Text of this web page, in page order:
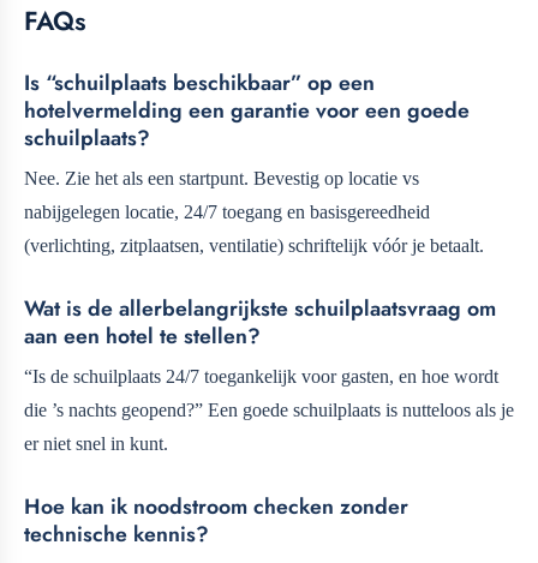
FAQs
Is “schuilplaats beschikbaar” op een
hotelvermelding een garantie voor een goede
schuilplaats?
Nee. Zie het als een startpunt. Bevestig op locatie vs
nabijgelegen locatie, 24/7 toegang en basisgereedheid
(verlichting, zitplaatsen, ventilatie) schriftelijk vóór je betaalt.
Wat is de allerbelangrijkste schuilplaatsvraag om
aan een hotel te stellen?
“Is de schuilplaats 24/7 toegankelijk voor gasten, en hoe wordt
die ’s nachts geopend?” Een goede schuilplaats is nutteloos als je
er niet snel in kunt.
Hoe kan ik noodstroom checken zonder
technische kennis?